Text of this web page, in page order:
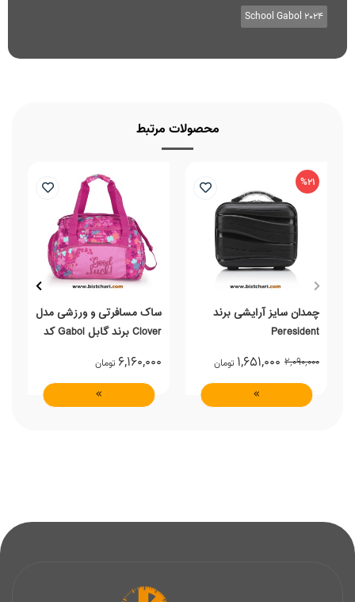
School Gabol 2024
محصولات مرتبط
چمدان سایز آرایشی برند
Peresident
2,090,000
1,651,000 تومان
%21
ساک مسافرتی و ورزشی مدل
Clover برند گابل Gabol کد
6,160,000 تومان